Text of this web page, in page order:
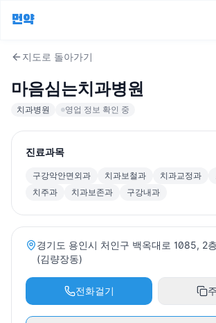
먼약
지도로 돌아가기
마음심는치과병원
치과병원 영업 정보 확인 중
진료과목
구강악안면외과 치과보철과 치과교정과
치주과
치과보존과 구강내과
경기도 용인시 처인구 백옥대로 1085, 2
(김량장동)
전화걸기